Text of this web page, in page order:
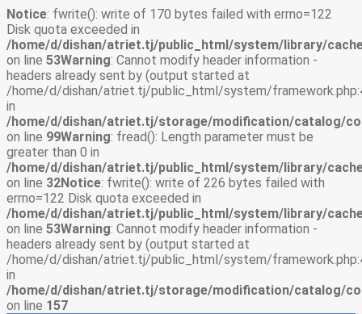
Notice: fwrite(): write of 170 bytes failed with errno=122
Disk quota exceeded in
/home/d/dishan/atriet.tj/public_html/system/library/
on line 53Warning: Cannot modify header information -
headers already sent by (output started at
/home/d/dishan/atriet.tj/public_html/system/
in
/home/d/dishan/atriet.tj/storage/modification/catalog/
on line 99Warning: fread(): Length parameter must be
greater than 0 in
/home/d/dishan/atriet.tj/public_html/system/library/
on line 32Notice: fwrite(): write of 226 bytes failed with
errno=122 Disk quota exceeded in
/home/d/dishan/atriet.tj/public_html/system/library/
on line 53Warning: Cannot modify header information -
headers already sent by (output started at
/home/d/dishan/atriet.tj/public_html/system/
in
/home/d/dishan/atriet.tj/storage/modification/catalog/
on line 157